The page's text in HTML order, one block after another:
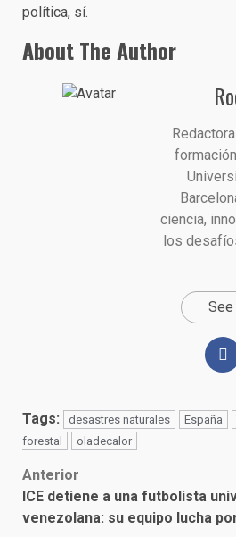
política, sí.
About The Author
ciencia,
los
Tags: desastres naturales España
forestal
oladecalor
Post
navigation
Anterior
ICE detiene a una futbolista
venezolana: su equipo lucha